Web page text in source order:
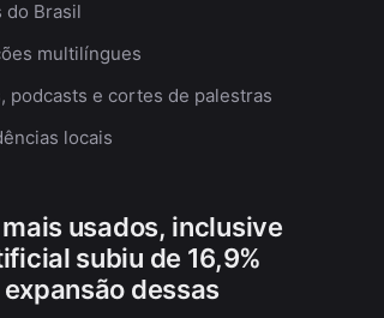
do Brasil
multilíngues
podcasts e cortes de palestras
locais
usados, inclusive
subiu de 16,9%
dessas